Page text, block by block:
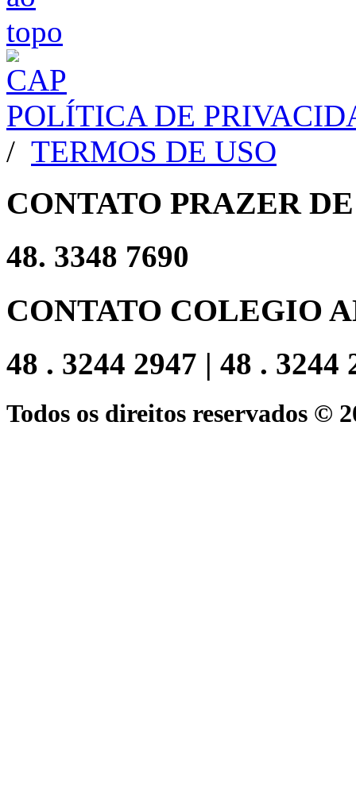
POLÍTICA DE
/ TERMOS DE USO
CONTATO PRAZER
48. 3348 7690
CONTATO COLEGIO
48 . 3244 2947 | 48 . 3244
Todos os direitos reservados ©